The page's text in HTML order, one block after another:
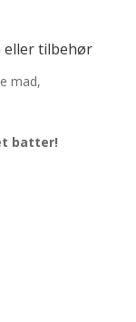
eller tilbehør
mad,
batter!